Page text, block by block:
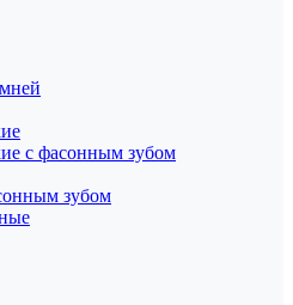
с фасонным зубом
зубом